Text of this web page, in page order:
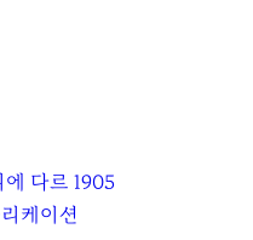
다르 1905
케이션